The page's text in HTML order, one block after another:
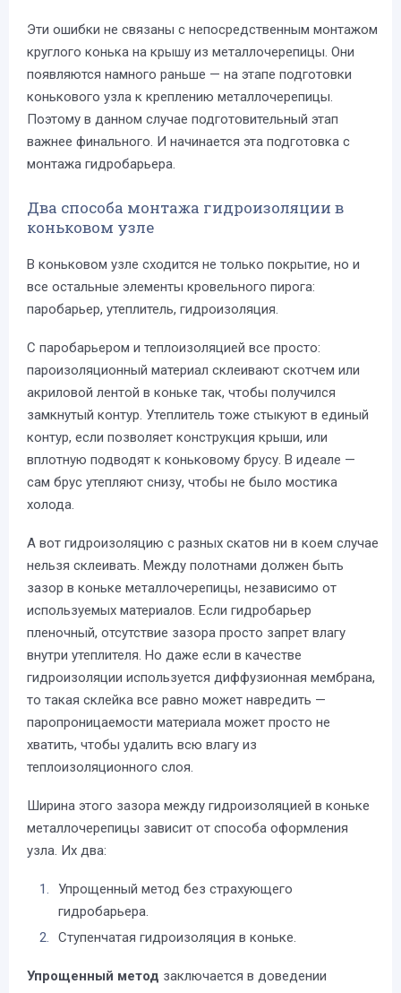
Эти ошибки не связаны с непосредственным монтажом
круглого конька на крышу из металлочерепицы. Они
появляются намного раньше — на этапе подготовки
конькового узла к креплению металлочерепицы.
Поэтому в данном случае подготовительный этап
важнее финального. И начинается эта подготовка с
монтажа гидробарьера.
Два способа монтажа гидроизоляции в
коньковом узле
В коньковом узле сходится не только покрытие, но и
все остальные элементы кровельного пирога:
паробарьер, утеплитель, гидроизоляция.
С паробарьером и теплоизоляцией все просто:
пароизоляционный материал склеивают скотчем или
акриловой лентой в коньке так, чтобы получился
замкнутый контур. Утеплитель тоже стыкуют в единый
контур, если позволяет конструкция крыши, или
вплотную подводят к коньковому брусу. В идеале —
сам брус утепляют снизу, чтобы не было мостика
холода.
А вот гидроизоляцию с разных скатов ни в коем случае
нельзя склеивать. Между полотнами должен быть
зазор в коньке металлочерепицы, независимо от
используемых материалов. Если гидробарьер
пленочный, отсутствие зазора просто запрет влагу
внутри утеплителя. Но даже если в качестве
гидроизоляции используется диффузионная мембрана,
то такая склейка все равно может навредить —
паропроницаемости материала может просто не
хватить, чтобы удалить всю влагу из
теплоизоляционного слоя.
Ширина этого зазора между гидроизоляцией в коньке
металлочерепицы зависит от способа оформления
узла. Их два:
Упрощенный метод без страхующего
гидробарьера.
Ступенчатая гидроизоляция в коньке.
Упрощенный метод заключается в доведении